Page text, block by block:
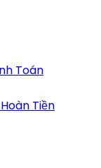
Toán
Tiền